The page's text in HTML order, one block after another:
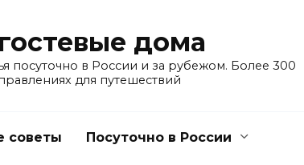
дома
в России и за рубежом. Более 300
для путешествий
советы Посуточно в России